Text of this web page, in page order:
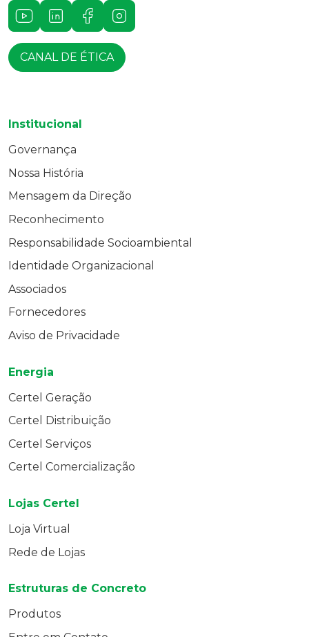
YoutubeLinkedInFacebookInstagram
CANAL DE ÉTICA
Institucional
Governança
Nossa História
Mensagem da Direção
Reconhecimento
Responsabilidade Socioambiental
Identidade Organizacional
Associados
Fornecedores
Aviso de Privacidade
Energia
Certel Geração
Certel Distribuição
Certel Serviços
Certel Comercialização
Lojas Certel
Loja Virtual
Rede de Lojas
Estruturas de Concreto
Produtos